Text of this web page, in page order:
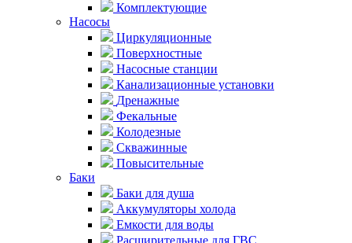
Комплектующие
Насосы
Циркуляционные
Поверхностные
Насосные станции
Канализационные установки
Дренажные
Фекальные
Колодезные
Скважинные
Повысительные
Баки
Баки для душа
Аккумуляторы холода
Емкости для воды
Расширительные для ГВС